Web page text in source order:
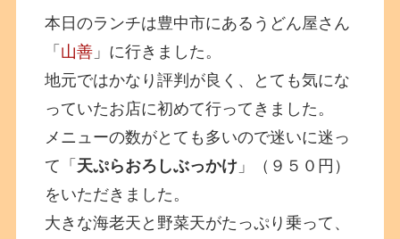
本日のランチは豊中市にあるうどん屋さん
「 山善 」に行きました。
地元ではかなり評判が良く、とても気にな
っていたお店に初めて行ってきました。
メニューの数がとても多いので迷いに迷っ
て「 天ぷらおろしぶっかけ 」（９５０円）
をいただきました。
大きな海老天と野菜天がたっぷり乗って、